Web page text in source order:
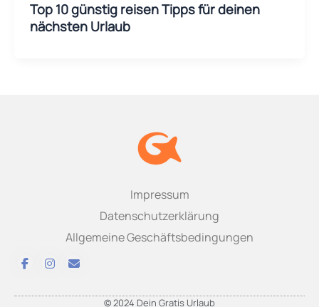
Top 10 günstig reisen Tipps für deinen
nächsten Urlaub
Impressum
Datenschutzerklärung
Allgemeine Geschäftsbedingungen
© 2024 Dein Gratis Urlaub